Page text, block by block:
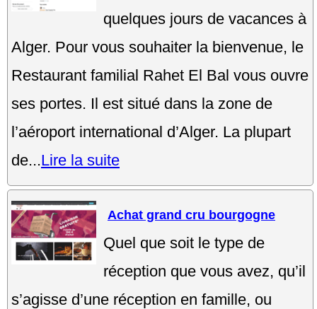
quelques jours de vacances à
Alger. Pour vous souhaiter la bienvenue, le
Restaurant familial Rahet El Bal vous ouvre
ses portes. Il est situé dans la zone de
l’aéroport international d’Alger. La plupart
de...Lire la suite
Achat grand cru bourgogne
Quel que soit le type de
réception que vous avez, qu’il
s’agisse d’une réception en famille, ou